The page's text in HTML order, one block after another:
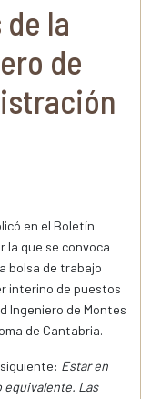
la
de
en el Boletín
la que se convoca
bolsa de trabajo
interino de puestos
Ingeniero de Montes
de Cantabria.
Estar en
equivalente. Las